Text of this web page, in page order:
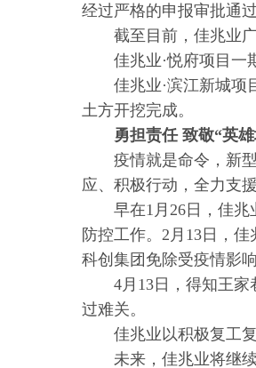
经过严格的申报审批通
截至目前，佳兆业
佳兆业·悦府项目一
佳兆业·滨江新城项
土方开挖完成。
勇担责任 致敬“英
疫情就是命令，新
应、积极行动，全力支
早在1月26日，佳
防控工作。2月13日，
科创集团免除受疫情影
4月13日，得知王
过难关。
佳兆业以积极复工
未来，佳兆业将继